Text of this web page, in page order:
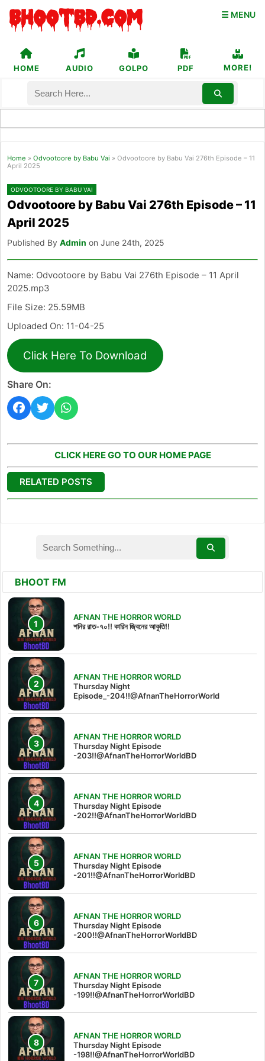
☰ MENU
HOME AUDIO GOLPO PDF MORE!
Home » Odvootoore by Babu Vai » Odvootoore by Babu Vai 276th Episode – 11
April 2025
ODVOOTOORE BY BABU VAI
Odvootoore by Babu Vai 276th Episode – 11
April 2025
Published By Admin on June 24th, 2025
Name: Odvootoore by Babu Vai 276th Episode – 11 April
2025.mp3
File Size: 25.59MB
Uploaded On: 11-04-25
Click Here To Download
Share On:
CLICK HERE GO TO OUR HOME PAGE
RELATED POSTS
BHOOT FM
AFNAN THE HORROR WORLD
শনির রাত-৭০!! কারিন জ্বিনের আকুতি!!
AFNAN THE HORROR WORLD
Thursday Night
Episode_-204!!@AfnanTheHorrorWorld
AFNAN THE HORROR WORLD
Thursday Night Episode
-203!!@AfnanTheHorrorWorldBD
AFNAN THE HORROR WORLD
Thursday Night Episode
-202!!@AfnanTheHorrorWorldBD
AFNAN THE HORROR WORLD
Thursday Night Episode
-201!!@AfnanTheHorrorWorldBD
AFNAN THE HORROR WORLD
Thursday Night Episode
-200!!@AfnanTheHorrorWorldBD
AFNAN THE HORROR WORLD
Thursday Night Episode
-199!!@AfnanTheHorrorWorldBD
AFNAN THE HORROR WORLD
Thursday Night Episode
-198!!@AfnanTheHorrorWorldBD